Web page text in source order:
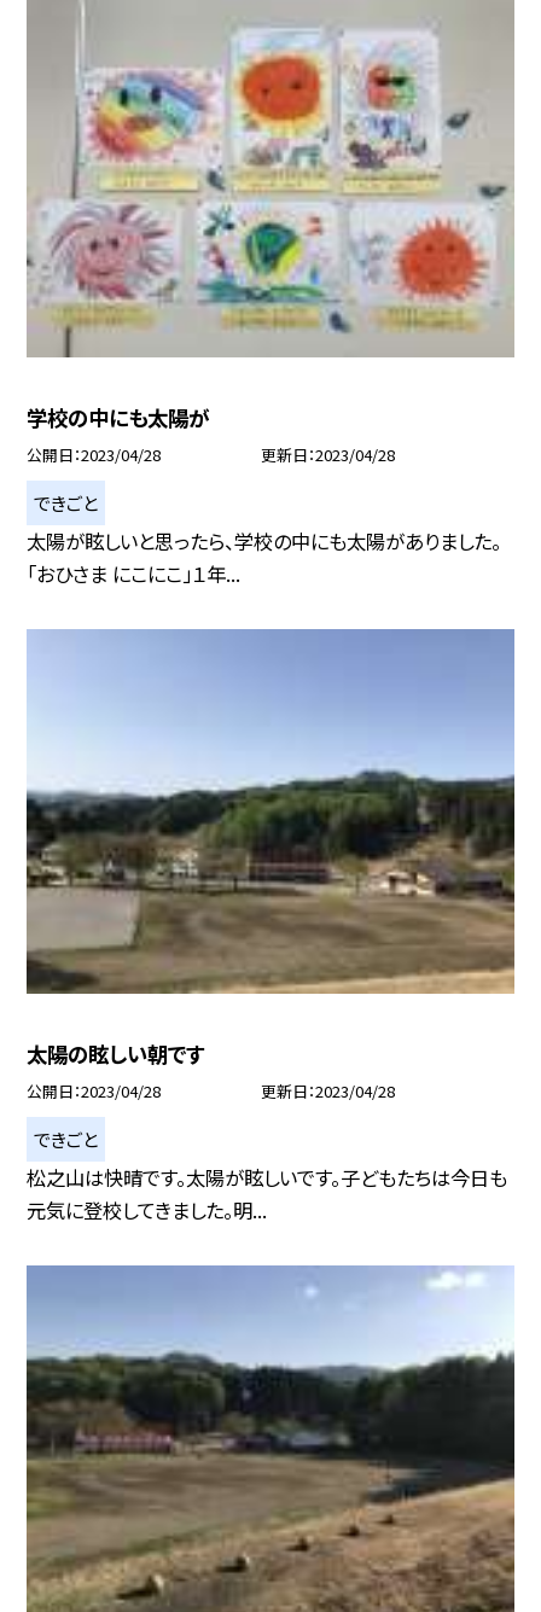
学校の中にも太陽が
公開日 2023/04/28 更新日 2023/04/28
できごと
太陽が眩しいと思ったら、学校の中にも太陽がありました。
「おひさま にこにこ」１年...
太陽の眩しい朝です
公開日 2023/04/28 更新日 2023/04/28
できごと
松之山は快晴です。太陽が眩しいです。子どもたちは今日も
元気に登校してきました。明...